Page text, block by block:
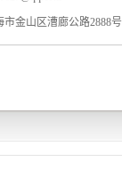
金山区漕廊公路2888